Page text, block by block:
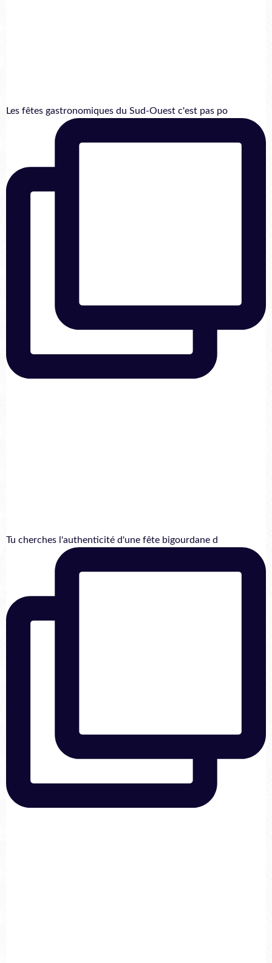
Les fêtes gastronomiques du Sud-Ouest c'est pas po
Tu cherches l'authenticité d'une fête bigourdane d